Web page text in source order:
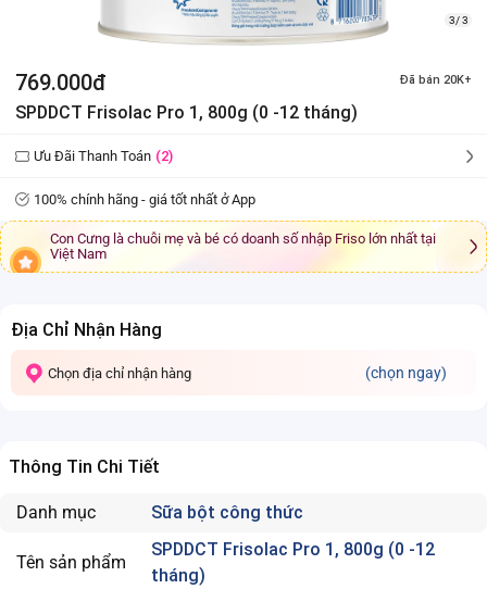
3/ 3
769.000đ Đã bán 20K+
SPDDCT Frisolac Pro 1, 800g (0 -12 tháng)
Ưu Đãi Thanh Toán (2)
100% chính hãng - giá tốt nhất ở App
Con Cưng là chuỗi mẹ và bé có doanh số nhập Friso lớn nhất tại
Việt Nam
Địa Chỉ Nhận Hàng
Chọn địa chỉ nhận hàng (chọn ngay)
Thông Tin Chi Tiết
Danh mục Sữa bột công thức
Tên sản phẩm
SPDDCT Frisolac Pro 1, 800g (0 -12
tháng)